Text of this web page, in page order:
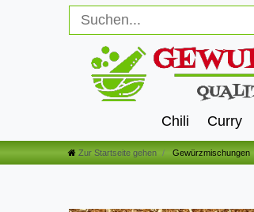
Chili Curry
Zur Startseite gehen Gewürzmischungen